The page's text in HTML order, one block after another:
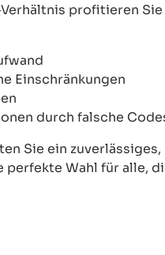
profitieren
Einschränkungen
durch falsche
Sie ein
perfekte Wahl für